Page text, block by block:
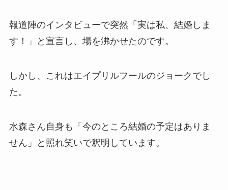
報道陣のインタビューで突然「実は私、結婚しま
す！」と宣言し、場を沸かせたのです。
しかし、これはエイプリルフールのジョークでし
た。
水森さん自身も「今のところ結婚の予定はありま
せん」と照れ笑いで釈明しています。